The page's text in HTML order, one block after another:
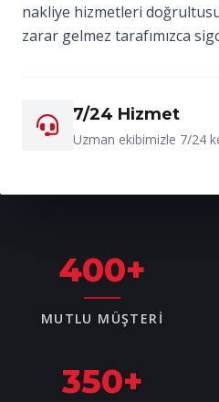
nakliye hizmetleri
zarar gelmez tarafımızca
7/24 Hizmet
Uzman ekibimizle 7/24
400+
MUTLU MÜŞTERI
350+